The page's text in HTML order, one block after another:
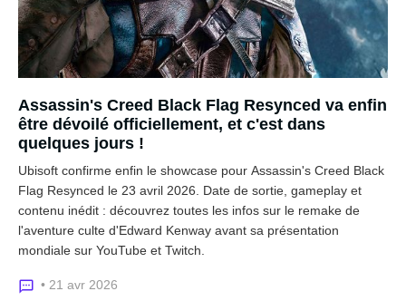
Assassin's Creed Black Flag Resynced va enfin
être dévoilé officiellement, et c'est dans
quelques jours !
Ubisoft confirme enfin le showcase pour Assassin's Creed Black
Flag Resynced le 23 avril 2026. Date de sortie, gameplay et
contenu inédit : découvrez toutes les infos sur le remake de
l'aventure culte d'Edward Kenway avant sa présentation
mondiale sur YouTube et Twitch.
• 21 avr 2026